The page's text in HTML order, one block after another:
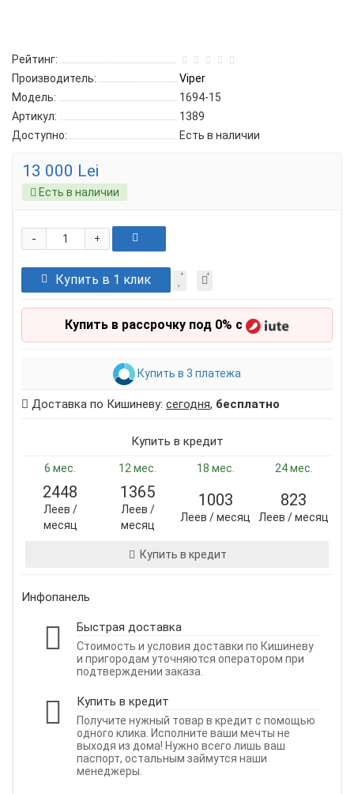
Рейтинг:
Производитель:
Viper
Модель:
1694-15
Артикул:
1389
Доступно:
Есть в наличии
13 000 Lei
Есть в наличии
+
-
Купить в 1 клик
Купить в рассрочку под 0% с
Купить в 3 платежа
Доставка по Кишиневу: сегодня, бесплатно
Купить в кредит
6 мес. 12 мес. 18 мес. 24 мес.
2448
Леев /
месяц
1365
Леев /
месяц
1003
Леев / месяц
823
Леев / месяц
Купить в кредит
Инфопанель
Быстрая доставка
Стоимость и условия доставки по Кишиневу
и пригородам уточняются оператором при
подтверждении заказа.
Купить в кредит
Получите нужный товар в кредит с помощью
одного клика. Исполните ваши мечты не
выходя из дома! Нужно всего лишь ваш
паспорт, остальным займутся наши
менеджеры.